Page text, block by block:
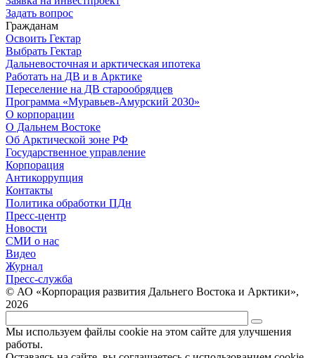
Задать вопрос
Гражданам
Освоить Гектар
Выбрать Гектар
Дальневосточная и арктическая ипотека
Работать на ДВ и в Арктике
Переселение на ДВ старообрядцев
Программа «Муравьев-Амурский 2030»
О корпорации
О Дальнем Востоке
Об Арктической зоне РФ
Государственное управление
Корпорация
Антикоррупция
Контакты
Политика обработки ПДн
Пресс-центр
Новости
СМИ о нас
Видео
Журнал
Пресс-служба
© АО «Корпорация развития Дальнего Востока и Арктики»,
2026
Мы используем файлы cookie на этом сайте для улучшения
работы.